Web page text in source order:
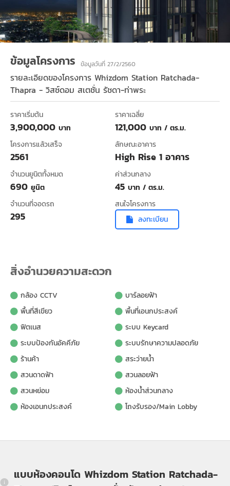
ข้อมูลโครงการ ข้อมูลวันที่ 27/2/2560
รายละเอียดของโครงการ Whizdom Station Ratchada-
Thapra - วิสซ์ดอม สเตชั่น รัชดา-ท่าพระ
ราคาเริ่มต้น
3,900,000 บาท
ราคาเฉลี่ย
121,000 บาท / ตร.ม.
โครงการแล้วเสร็จ
2561
ลักษณะอาคาร
High Rise 1 อาคาร
จำนวนยูนิตทั้งหมด
690 ยูนิต
ค่าส่วนกลาง
45 บาท / ตร.ม.
จำนวนที่จอดรถ
295
สนใจโครงการ
ลงทะเบียน
สิ่งอำนวยความสะดวก
กล้อง CCTV
บาร์ลอยฟ้า
พื้นที่สีเขียว
พื้นที่เอนกประสงค์
ฟิตเนส
ระบบ Keycard
ระบบป้องกันอัคคีภัย
ระบบรักษาความปลอดภัย
ร้านค้า
สระว่ายน้ำ
สวนดาดฟ้า
สวนลอยฟ้า
สวนหย่อม
ห้องน้ำส่วนกลาง
ห้องเอนกประสงค์
โถงรับรอง/Main Lobby
แบบห้องคอนโด Whizdom Station Ratchada-